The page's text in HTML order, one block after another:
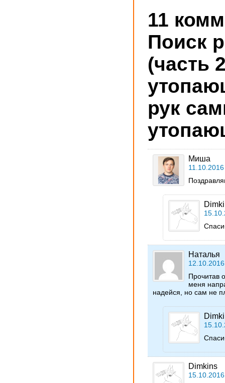
11
Поиск
(часть
рук
Миша
Наталья
Прочитав
меня
надейся, но сам не
Dimkins